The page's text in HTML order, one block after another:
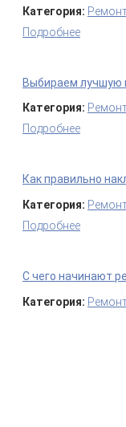
Категория:
Подробнее
Выбираем лучшую
Категория:
Подробнее
Как правильно
Категория:
Подробнее
С чего начинают
Категория: